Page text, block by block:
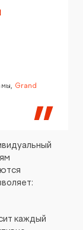
Grand
каждый